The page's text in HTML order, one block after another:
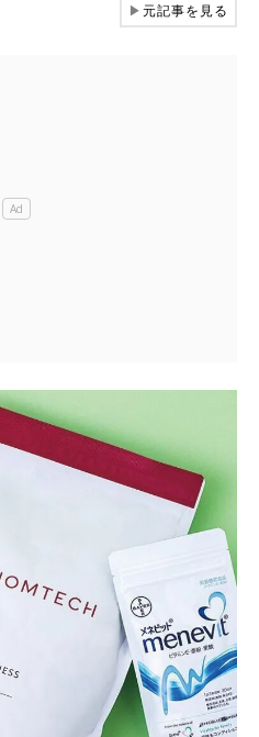
▶元記事を見る